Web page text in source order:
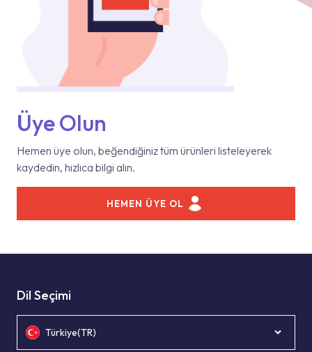
Üye Olun
Hemen üye olun, beğendiğiniz tüm ürünleri listeleyerek
kaydedin, hızlıca bilgi alın.
HEMEN ÜYE OL
Dil Seçimi
Türkiye(TR)